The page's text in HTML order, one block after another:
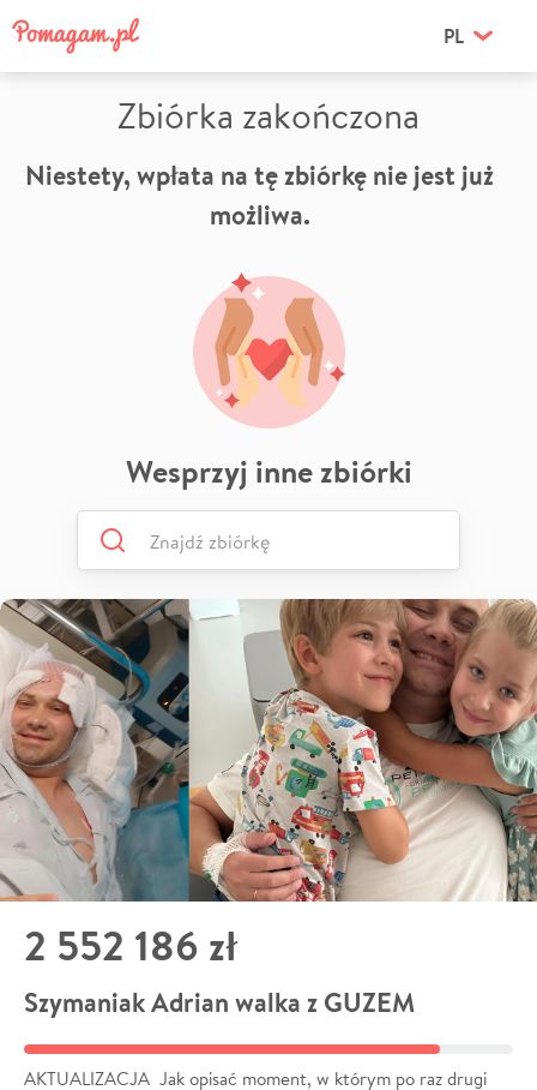
PL
Zbiórka zakończona
Niestety, wpłata na tę zbiórkę nie jest już
możliwa.
Wesprzyj inne zbiórki
2 552 186 zł
Szymaniak Adrian walka z GUZEM
AKTUALIZACJA Jak opisać moment, w którym po raz drugi